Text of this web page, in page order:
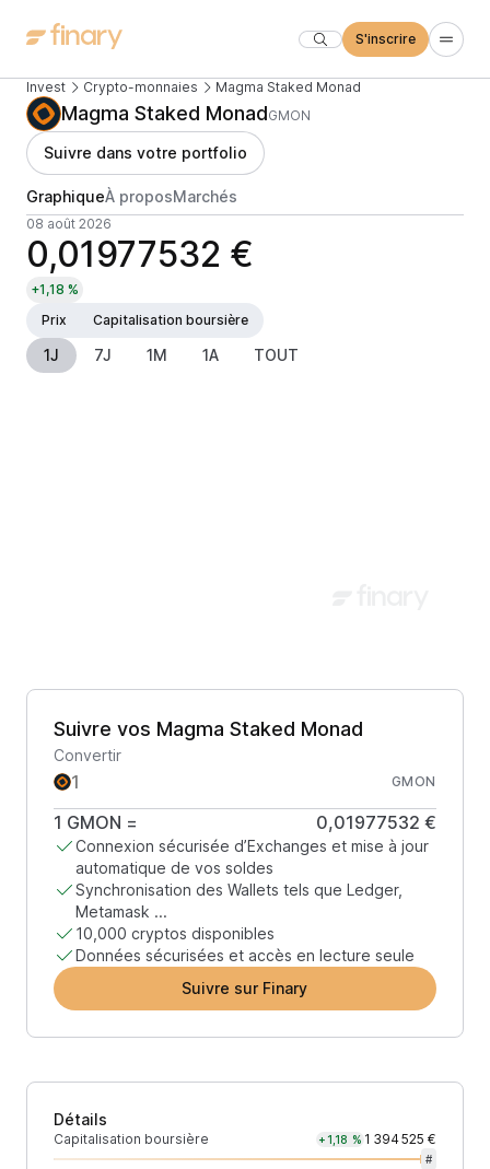
S'inscrire
Invest Crypto-monnaies Magma Staked Monad
Magma Staked MonadGMON
Suivre dans votre portfolio
GraphiqueÀ proposMarchés
08 août 2026
0,01977532 €
+1,18 %
Prix
Capitalisation boursière
1J 7J 1M 1A TOUT
Suivre vos Magma Staked Monad
Convertir
GMON
1 GMON = 0,01977532 €
Connexion sécurisée d’Exchanges et mise à jour
automatique de vos soldes
Synchronisation des Wallets tels que Ledger,
Metamask ...
10,000 cryptos disponibles
Données sécurisées et accès en lecture seule
Suivre sur Finary
Détails
Capitalisation boursière +1,18 % 1 394 525 €
#